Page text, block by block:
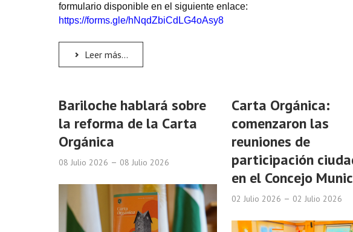
formulario disponible en el siguiente enlace:
https://forms.gle/hNqdZbiCdLG4oAsy8
Leer más...
Bariloche hablará sobre
la reforma de la Carta
Orgánica
08 Julio 2026 08 Julio 2026
Carta Orgánica:
comenzaron las
reuniones de
participación
en el Concejo
02 Julio 2026 02 Julio 2026